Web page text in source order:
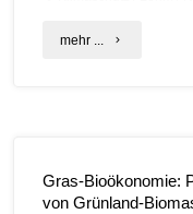
mehr ...
verbindet:
Gras-Bioökonomie:
von Grünland-